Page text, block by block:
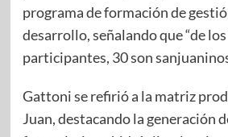
programa de formación de
desarrollo, señalando que “de
participantes, 30 son
Gattoni se refirió a la matriz
Juan, destacando la generación